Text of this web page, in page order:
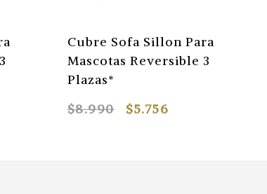
Cubre Sofa Sillon Para
Mascotas Reversible 3
Plazas*
$8.990
$5.756